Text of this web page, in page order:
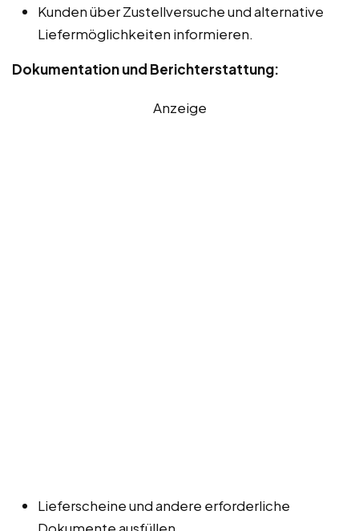
Kunden über Zustellversuche und alternative
Liefermöglichkeiten informieren.
Dokumentation und Berichterstattung:
Anzeige
Lieferscheine und andere erforderliche